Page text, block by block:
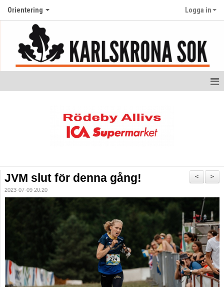
Orientering Logga in
Kontakt
Tävling, klubbaktiviteter
Vuxen
>
<
JVM slut för denna gång!
2023-07-09 20:20